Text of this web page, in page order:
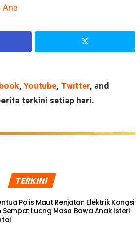
Ane
, Youtube, Twitter, and
terkini setiap hari.
TERKINI
Polis Maut Renjatan Elektrik Kongsi
Sempat Luang Masa Bawa Anak Isteri